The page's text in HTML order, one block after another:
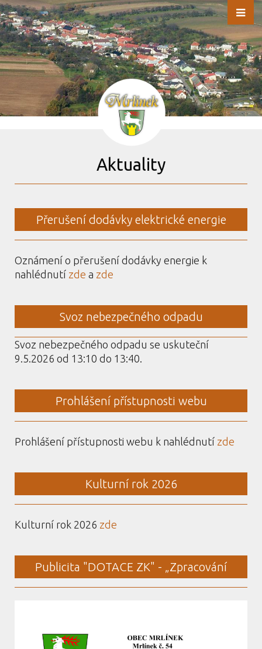
Aktuality
Přerušení dodávky elektrické energie
Oznámení o přerušení dodávky energie k
nahlédnutí zde a zde
Svoz nebezpečného odpadu
Svoz nebezpečného odpadu se uskuteční
9.5.2026 od 13:10 do 13:40.
Prohlášení přístupnosti webu
Prohlášení přístupnosti webu k nahlédnutí zde
Kulturní rok 2026
Kulturní rok 2026 zde
Publicita "DOTACE ZK" - „Zpracování
návrhu územního plánu obce Mrlínek“